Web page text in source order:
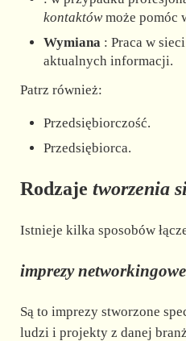
kontaktówmoże pomóc
Wymiana : Praca w
aktualnych informacji.
Patrz również:
Przedsiębiorczość.
Przedsiębiorca.
Rodzaje tworzenia
Istnieje kilka sposobów
imprezy networkingowe
Są to imprezy stworzone
ludzi i projekty z danej